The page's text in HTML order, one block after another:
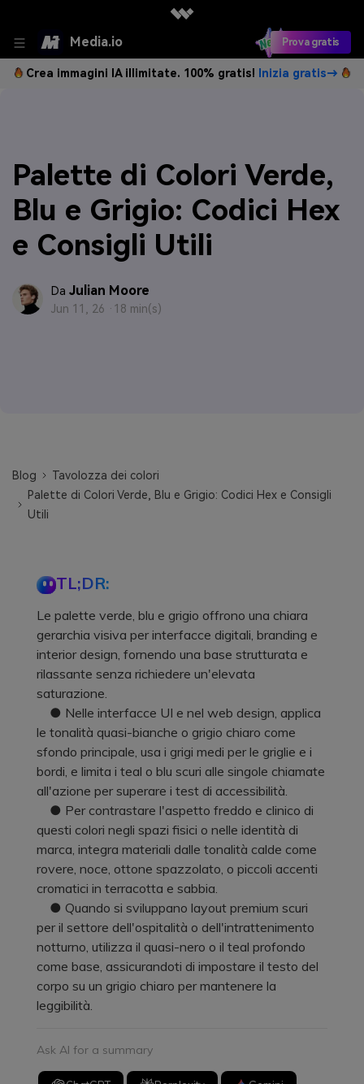
Media.io Prova gratis
Crea immagini IA illimitate. 100% gratis! Inizia gratis→
Palette di Colori Verde,
Blu e Grigio: Codici Hex
e Consigli Utili
Da Julian Moore
Jun 11, 26 · 18 min(s)
Blog
Tavolozza dei colori
Palette di Colori Verde, Blu e Grigio: Codici Hex e Consigli
Utili
TL;DR:
Le palette verde, blu e grigio offrono una chiara
gerarchia visiva per interfacce digitali, branding e
interior design, fornendo una base strutturata e
rilassante senza richiedere un'elevata
saturazione.
● Nelle interfacce UI e nel web design, applica
le tonalità quasi-bianche o grigio chiaro come
sfondo principale, usa i grigi medi per le griglie e i
bordi, e limita i teal o blu scuri alle singole chiamate
all'azione per superare i test di accessibilità.
● Per contrastare l'aspetto freddo e clinico di
questi colori negli spazi fisici o nelle identità di
marca, integra materiali dalle tonalità calde come
rovere, noce, ottone spazzolato, o piccoli accenti
cromatici in terracotta e sabbia.
● Quando si sviluppano layout premium scuri
per il settore dell'ospitalità o dell'intrattenimento
notturno, utilizza il quasi-nero o il teal profondo
come base, assicurandoti di impostare il testo del
corpo su un grigio chiaro per mantenere la
leggibilità.
Ask AI for a summary